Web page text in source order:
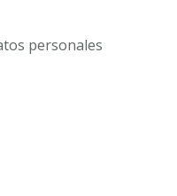
personales